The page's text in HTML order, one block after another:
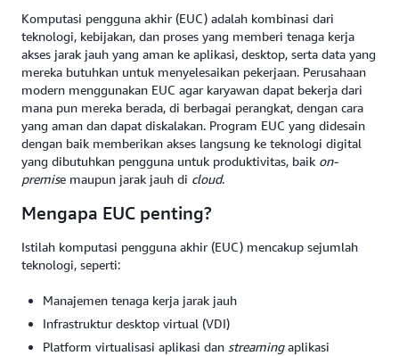
Komputasi pengguna akhir (EUC) adalah kombinasi dari
teknologi, kebijakan, dan proses yang memberi tenaga kerja
akses jarak jauh yang aman ke aplikasi, desktop, serta data yang
mereka butuhkan untuk menyelesaikan pekerjaan. Perusahaan
modern menggunakan EUC agar karyawan dapat bekerja dari
mana pun mereka berada, di berbagai perangkat, dengan cara
yang aman dan dapat diskalakan. Program EUC yang didesain
dengan baik memberikan akses langsung ke teknologi digital
yang dibutuhkan pengguna untuk produktivitas, baik on-
premise maupun jarak jauh di cloud.
Mengapa EUC penting?
Istilah komputasi pengguna akhir (EUC) mencakup sejumlah
teknologi, seperti:
Manajemen tenaga kerja jarak jauh
Infrastruktur desktop virtual (VDI)
Platform virtualisasi aplikasi dan streamingaplikasi